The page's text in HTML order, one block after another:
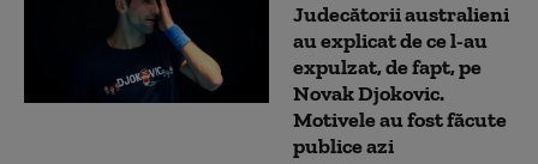
Judecătorii australieni
au explicat de ce l-au
expulzat, de fapt, pe
Novak Djokovic.
Motivele au fost făcute
publice azi